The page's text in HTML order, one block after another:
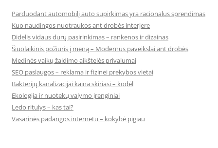
Parduodant automobilį auto supirkimas yra racionalus sprendimas
Kuo naudingos nuotraukos ant drobės interjere
Didelis vidaus durų pasirinkimas – rankenos ir dizainas
Šiuolaikinis požiūris į meną – Modernūs paveikslai ant drobės
Medinės vaikų žaidimo aikštelės privalumai
SEO paslaugos – reklama ir fizinei prekybos vietai
Bakterijų kanalizacijai kaina skiriasi – kodėl
Ekologija ir nuotekų valymo įrenginiai
Ledo ritulys – kas tai?
Vasarinės padangos internetu – kokybė pigiau